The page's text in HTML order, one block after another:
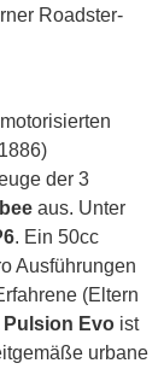
Roadster-
der 3
aus. Unter
. Ein 50cc
Ausführungen
(Eltern
Pulsion Evo ist
urbane